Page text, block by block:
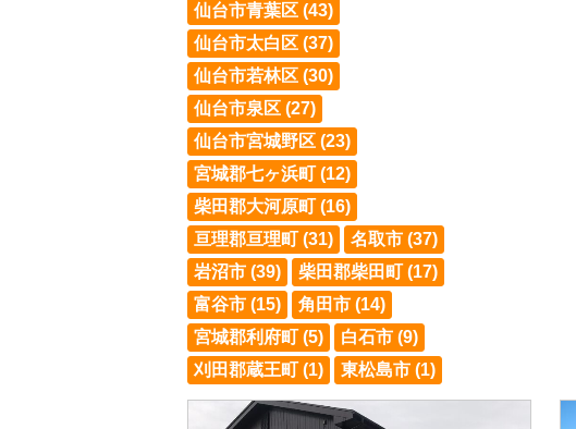
仙台市青葉区 (43)
仙台市太白区 (37)
仙台市若林区 (30)
仙台市泉区 (27)
仙台市宮城野区 (23)
宮城郡七ヶ浜町 (12)
柴田郡大河原町 (16)
亘理郡亘理町 (31)
名取市 (37)
岩沼市 (39)
柴田郡柴田町 (17)
富谷市 (15)
角田市 (14)
宮城郡利府町 (5)
白石市 (9)
刈田郡蔵王町 (1)
東松島市 (1)